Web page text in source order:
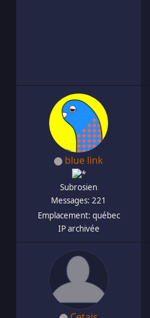
blue link
Subrosien
Messages: 221
Emplacement: québec
IP archivée